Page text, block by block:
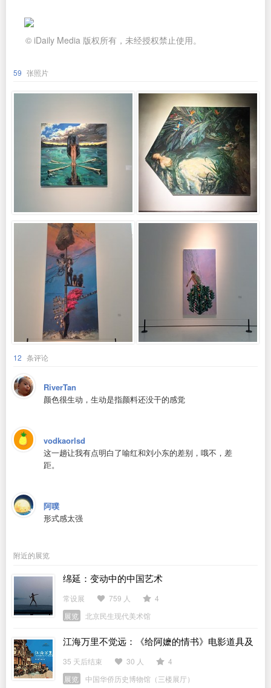
© iDaily Media 版权所有，未经授权禁止使用。
59 张照片
12 条评论
RiverTan
颜色很生动，生动是指颜料还没干的感觉
vodkaorlsd
这一趟让我有点明白了喻红和刘小东的差别，哦不，差
距。
阿噗
形式感太强
附近的展览
绵延：变动中的中国艺术
常设展 759 人
4
展览
北京民生现代美术馆
江海万里不觉远：《给阿嬷的情书》电影道具及
侨批文物特展
35 天后结束 30 人
4
展览
中国华侨历史博物馆（三楼展厅）